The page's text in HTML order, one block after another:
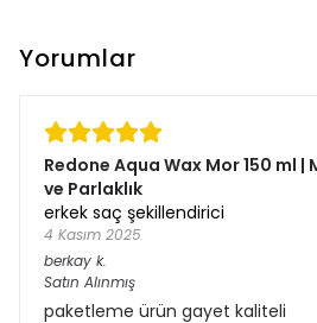
Yorumlar
Redone Aqua Wax Mor 150 ml
ve Parlaklık
erkek saç şekillendirici
4 Kasım 2025
berkay k.
Satın Alınmış
paketleme ürün gayet kaliteli